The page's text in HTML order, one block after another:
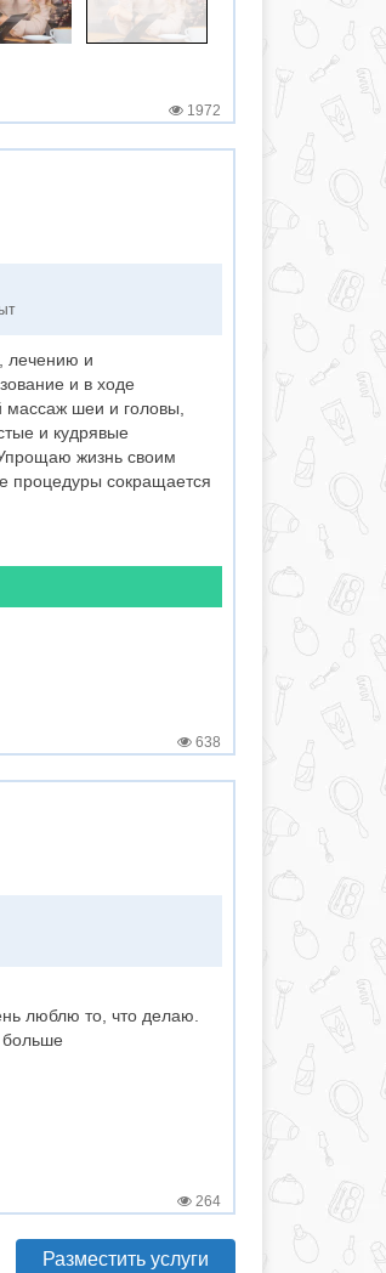
1972
лечению и
и в ходе
шеи и головы,
и кудрявые
жизнь своим
процедуры сокращается
638
люблю то, что делаю.
больше
264
Разместить услуги